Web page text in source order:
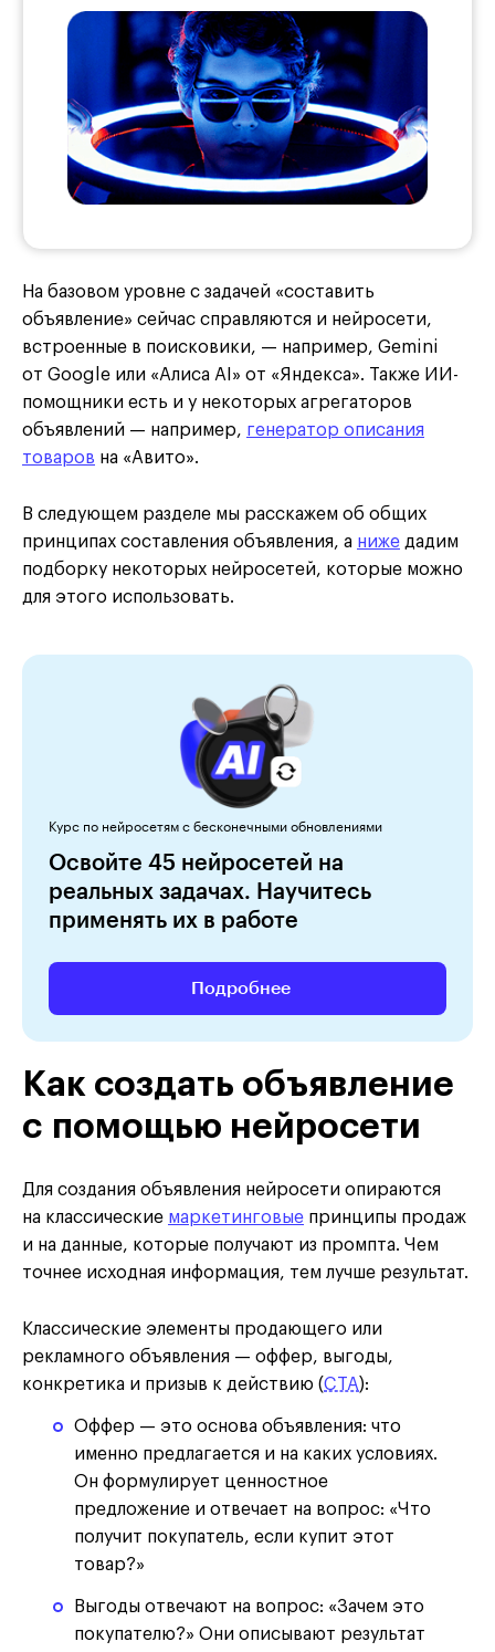
На базовом уровне с задачей «составить
объявление» сейчас справляются и нейросети,
встроенные в поисковики, — например, Gemini
от Google или «Алиса AI» от «Яндекса». Также ИИ-
помощники есть и у некоторых агрегаторов
объявлений — например, генератор описания
товаров на «Авито».
В следующем разделе мы расскажем об общих
принципах составления объявления, а ниже дадим
подборку некоторых нейросетей, которые можно
для этого использовать.
Курс по нейросетям с бесконечными обновлениями
Освойте 45 нейросетей на
реальных задачах. Научитесь
применять их в работе
Подробнее
Как создать объявление
с помощью нейросети
Для создания объявления нейросети опираются
на классические маркетинговые принципы продаж
и на данные, которые получают из промпта. Чем
точнее исходная информация, тем лучше результат.
Классические элементы продающего или
рекламного объявления — оффер, выгоды,
конкретика и призыв к действию (CTA):
Оффер — это основа объявления: что
именно предлагается и на каких условиях.
Он формулирует ценностное
предложение и отвечает на вопрос: «Что
получит покупатель, если купит этот
товар?»
Выгоды отвечают на вопрос: «Зачем это
покупателю?» Они описывают результат